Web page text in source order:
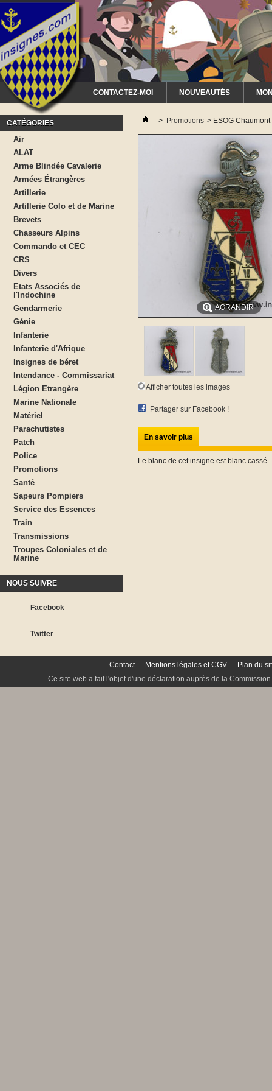
CONTACTEZ-MOI NOUVEAUTÉS
CATÉGORIES
Air
ALAT
Arme Blindée Cavalerie
Armées Étrangères
Artillerie
Artillerie Colo et de Marine
Brevets
Chasseurs Alpins
Commando et CEC
CRS
Divers
Etats Associés de
l'Indochine
Gendarmerie
Génie
Infanterie
Infanterie d'Afrique
Insignes de béret
Intendance - Commissariat
Légion Etrangère
Marine Nationale
Matériel
Parachutistes
Patch
Police
Promotions
Santé
Sapeurs Pompiers
Service des Essences
Train
Transmissions
Troupes Coloniales et de
Marine
NOUS SUIVRE
Facebook
Twitter
> Promotions > ESOG
AGRANDIR
Afficher toutes les images
Partager sur Facebook !
En savoir plus
Le blanc de cet insigne est blanc cassé
Contact Mentions légales et CGV
Plan du
Ce site web a fait l'objet d'une déclaration auprès de la